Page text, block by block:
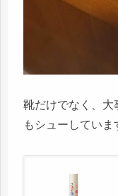
靴だけでなく、大
もシューしていま